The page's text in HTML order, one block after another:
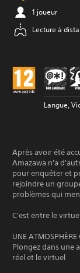
1 joueur
Lecture à
Langue,
Après avoir été
Amazawa n'a
pour enquêter et
rejoindre un
problèmes qui
C'est entre le
UNE ATMOSPHÈRE
Plongez dans une
réel et le virtuel